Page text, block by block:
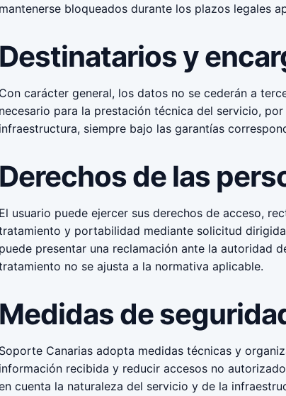
mantenerse bloqueados durante los plazos legales
Destinatarios y
Con carácter general, los datos no se cederán a
necesario para la prestación técnica del servicio,
infraestructura, siempre bajo las garantías
Derechos de las
El usuario puede ejercer sus derechos de acceso,
y portabilidad mediante solicitud
puede presentar una reclamación ante la autoridad
no se ajusta a la normativa aplicable.
Medidas de
Soporte Canarias adopta medidas técnicas y
información recibida y reducir accesos no
cuenta la naturaleza del servicio y de la